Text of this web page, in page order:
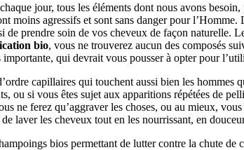
jour, tous les éléments dont nous avons
moins agressifs et sont sans danger pour
prendre soin de vos cheveux de façon naturelle.
bio, vous ne trouverez aucun des composés
importante, qui devrait vous pousser à opter pour
capillaires qui touchent aussi bien les
ou si vous êtes sujet aux apparitions répétées de
ne ferez qu’aggraver les choses, ou au mieux,
laver les cheveux tout en les nourrissant, en
bios permettant de lutter contre la chute